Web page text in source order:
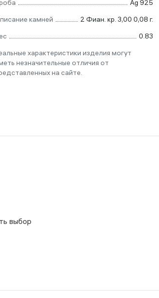
Ag 925
камней
2 Фиан. кр. 3,00 0,08 г.
0.83
характеристики изделия могут
незначительные отличия от
на сайте.
выбор